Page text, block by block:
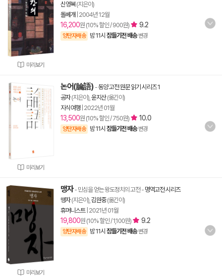
미리보기
신영복(지은이)
돌베개 2004년 12월
16,200원 (10% 할인 / 900원) 9.2
양탄자배송 밤 11시 잠들기전 배송 변경
미리보기
논어(論語) -동양 고전 원문 읽기 시리즈 1
공자(지은이), 윤지산(옮긴이)
지식여행| 2022년 01월
13,500원 (10% 할인 / 750원) 10.0
양탄자배송 밤 11시 잠들기전 배송 변경
미리보기
맹자- 민심을 얻는 왕도정치의 고전- 명역고전 시리즈
맹자(지은이), 김원중(옮긴이)
휴머니스트| 2021년 01월
19,800원 (10% 할인 / 1,100원) 9.2
양탄자배송 밤 11시 잠들기전 배송 변경